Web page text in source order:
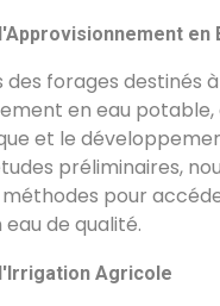
en
des forages destinés à
en eau potable,
et le
préliminaires,
pour
de qualité.
Agricole